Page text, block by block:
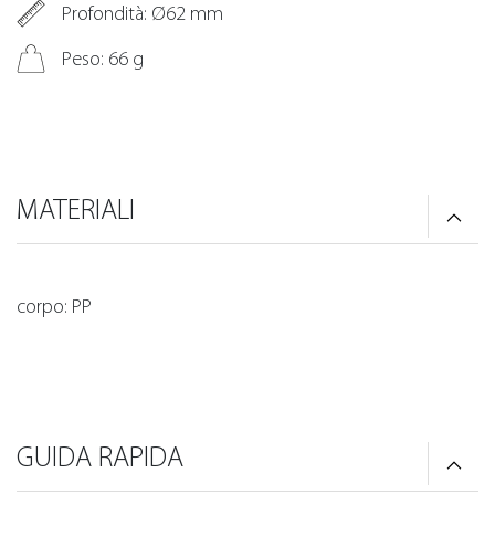
Profondità: Ø62 mm
Peso: 66 g
MATERIALI
corpo: PP
GUIDA RAPIDA